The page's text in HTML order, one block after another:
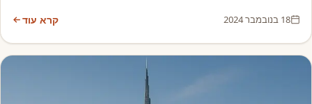
18 בנובמבר 2024 קרא עוד